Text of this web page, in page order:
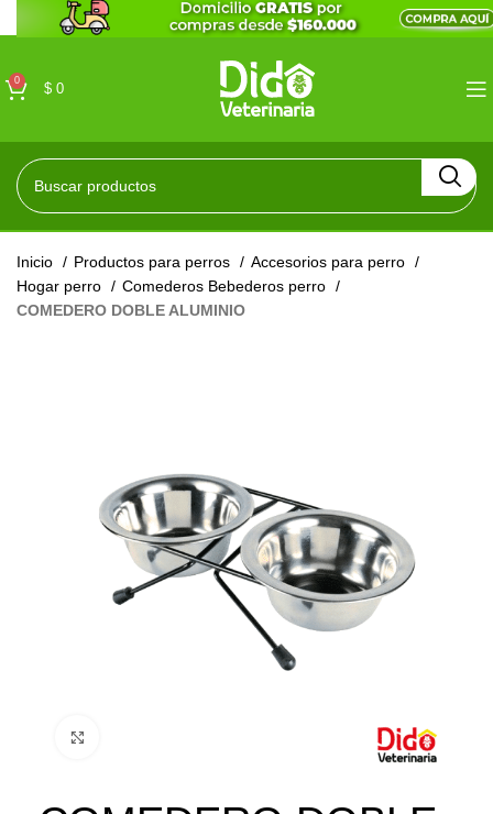
0
$ 0
Inicio Productos para perros
Accesorios para perro
Hogar perro
Comederos Bebederos perro
COMEDERO DOBLE ALUMINIO